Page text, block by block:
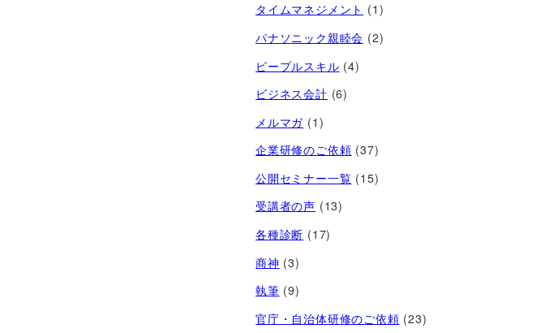
タイムマネジメント (1)
パナソニック親睦会 (2)
ピープルスキル (4)
ビジネス会計 (6)
メルマガ (1)
企業研修のご依頼 (37)
公開セミナー一覧 (15)
受講者の声 (13)
各種診断 (17)
商神 (3)
執筆 (9)
官庁・自治体研修のご依頼 (23)